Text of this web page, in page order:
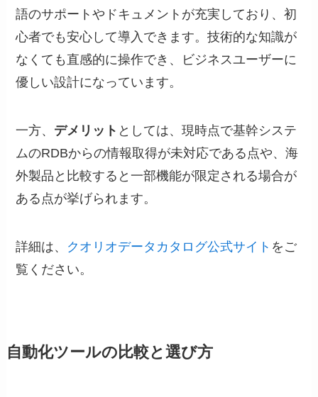
語のサポートやドキュメントが充実しており、初
心者でも安心して導入できます。技術的な知識が
なくても直感的に操作でき、ビジネスユーザーに
優しい設計になっています。
一方、 デメリット としては、現時点で基幹システ
ムのRDBからの情報取得が未対応である点や、海
外製品と比較すると一部機能が限定される場合が
ある点が挙げられます。
詳細は、 クオリオデータカタログ公式サイト をご
覧ください。
自動化ツールの比較と選び方